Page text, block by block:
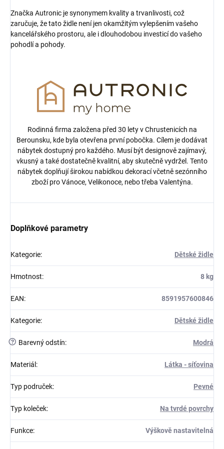
Značka Autronic je synonymem kvality a trvanlivosti, což
zaručuje, že tato židle není jen okamžitým vylepšením vašeho
kancelářského prostoru, ale i dlouhodobou investicí do vašeho
pohodlí a pohody.
Rodinná firma založena před 30 lety v Chrustenicích na
Berounsku, kde byla otevřena první pobočka. Cílem je dodávat
nábytek dostupný pro každého. Musí být designově zajímavý,
vkusný a také dostatečně kvalitní, aby skutečně vydržel. Tento
nábytek doplňují širokou nabídkou dekorací včetně sezónního
zboží pro Vánoce, Velikonoce, nebo třeba Valentýna.
Doplňkové parametry
Kategorie: Dětské židle
Hmotnost: 8 kg
EAN: 8591957600846
Kategorie: Dětské židle
? Barevný odstín: Modrá
Materiál : Látka - síťovina
Typ područek: Pevné
Typ koleček: Na tvrdé povrchy
Funkce: Výškově nastavitelná